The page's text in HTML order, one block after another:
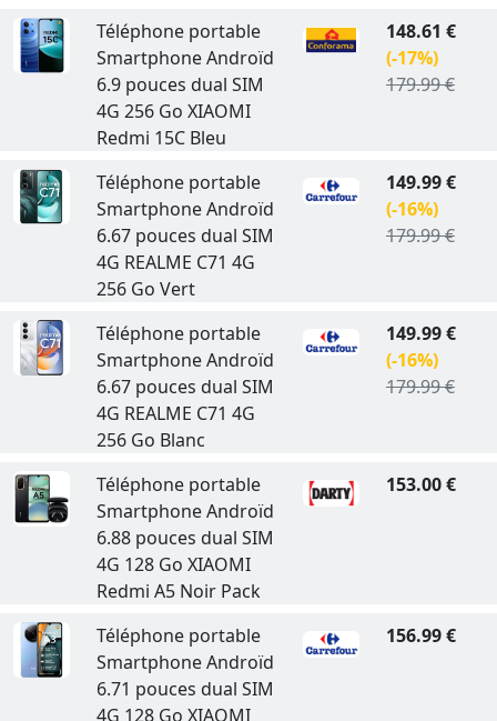
Téléphone portable
Smartphone Androïd
6.9 pouces dual SIM
4G 256 Go XIAOMI
Redmi 15C Bleu
148.61 €
(-17%)
179.99 €
Téléphone portable
Smartphone Androïd
6.67 pouces dual SIM
4G REALME C71 4G
256 Go Vert
149.99 €
(-16%)
179.99 €
Téléphone portable
Smartphone Androïd
6.67 pouces dual SIM
4G REALME C71 4G
256 Go Blanc
149.99 €
(-16%)
179.99 €
Téléphone portable
Smartphone Androïd
6.88 pouces dual SIM
4G 128 Go XIAOMI
Redmi A5 Noir Pack
153.00 €
Téléphone portable
Smartphone Androïd
6.71 pouces dual SIM
4G 128 Go XIAOMI
156.99 €